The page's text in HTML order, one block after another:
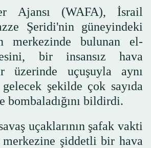
Ajansı (WAFA), İsrail
Şeridi'nin güneyindeki
merkezinde bulunan el-
bir insansız hava
üzerinde uçuşuyla aynı
şekilde çok sayıda
bombaladığını bildirdi.
uçaklarının şafak vakti
merkezine şiddetli bir hava